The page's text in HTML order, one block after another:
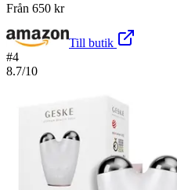
Från 650 kr
Till butik
#4
8.7/10